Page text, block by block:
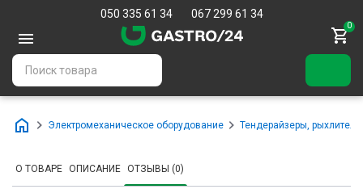
050 335 61 34 067 299 61 34
0
Электромеханическое оборудование Тендерайзеры,
О ТОВАРЕ ОПИСАНИЕ ОТЗЫВЫ (0)